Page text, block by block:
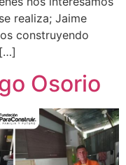
realiza; Jaime
construyendo
Osorio